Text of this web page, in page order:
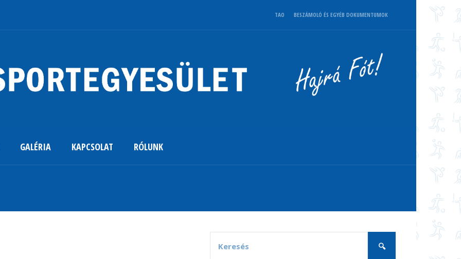
TAO BESZÁMOLÓ ÉS EGYÉB DOKUMENTUMOK
GALÉRIA KAPCSOLAT RÓLUNK